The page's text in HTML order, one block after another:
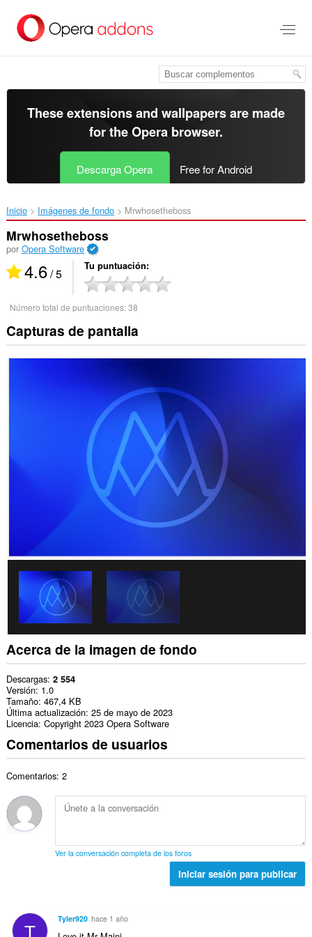
contenido
These extensions and wallpapers are made
for theOpera browser.
Descarga Opera Free for Android
Inicio Imágenes de fondo Mrwhosetheboss‎
Mrwhosetheboss
por Opera Software
4.6/ 5 Tu puntuación
Número total de puntuaciones:38
Capturas de pantalla
Acerca de la imagen de fondo
Descargas 2 554
Versión 1.0
Tamaño 467,4 KB
Última actualización 25 de mayo de 2023
Licencia Copyright 2023 Opera Software
Comentarios de usuarios
Comentarios: 2
Ver la conversación completa de los foros
Iniciar sesión para publicar
T Tyler920 hace 1 año